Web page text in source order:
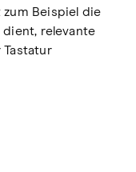
Beispiel die
dient, relevante
Tastatur